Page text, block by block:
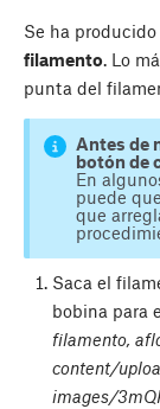
Se ha
filamento. Lo
punta del
Antes de
botón de
En
puede
que
Saca el
bobina para
filamento,
content/
images/